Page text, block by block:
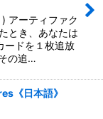
アーティファク
とき、あなたは
ードを１枚追放
の追…
《日本語》